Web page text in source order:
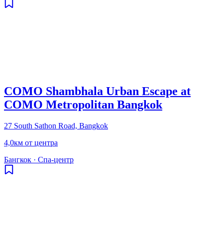
COMO Shambhala Urban Escape at
COMO Metropolitan Bangkok
27 South Sathon Road, Bangkok
4,0км от центра
Бангкок · Спа-центр